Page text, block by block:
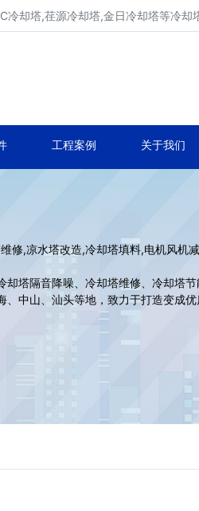
却塔,荏源冷却塔,金日冷却塔等冷却
工程案例 关于我们
,凉水塔改造,冷却塔填料,电机风机
隔音降噪、冷却塔维修、冷却塔
中山、汕头等地，致力于打造变成优